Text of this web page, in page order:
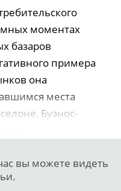
моментах
базаров
примера
она
места
Буэнос-
вы можете видеть